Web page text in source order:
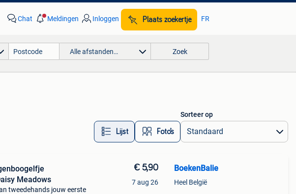
Chat Meldingen Inloggen Plaats zoekertje FR
Alle afstanden… Zoek
Lijst Foto’s
Sorteer op
Meadows
tweedehands jouw eerste
€ 5,90
7 aug 26
BoekenBalie
Heel België